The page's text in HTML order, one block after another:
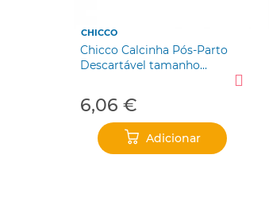
CHICCO
Chicco Calcinha Pós-Parto
Descartável tamanho...
6,06 €
Adicionar